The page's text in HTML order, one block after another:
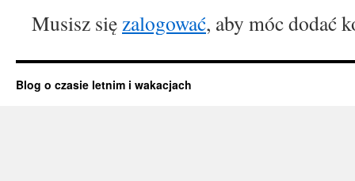
Musisz sięzalogować, aby móc dodać
Blog o czasie letnim i wakacjach